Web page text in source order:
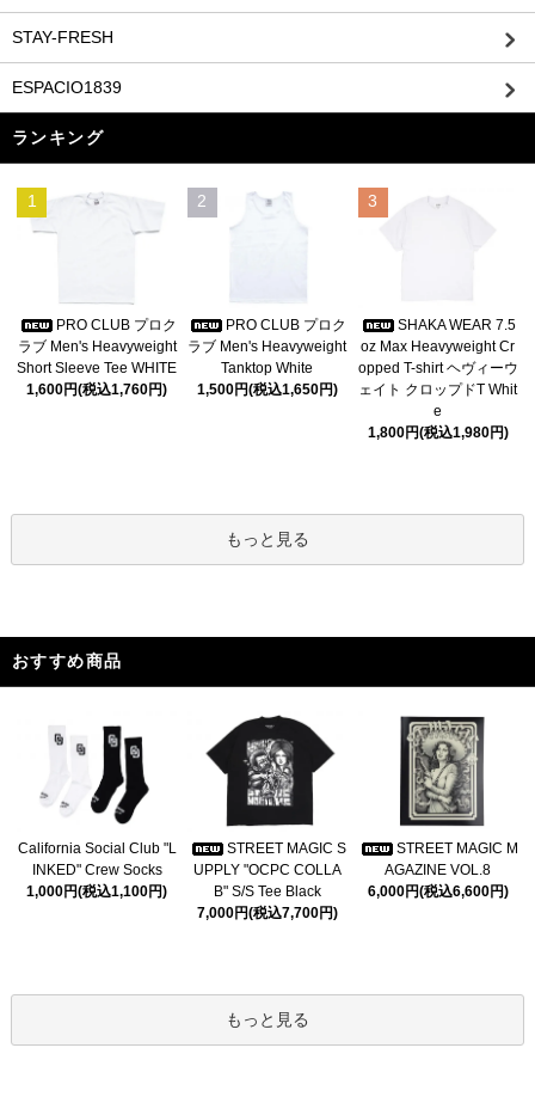
STAY-FRESH
ESPACIO1839
ランキング
1
PRO CLUB プロク
ラブ Men's Heavyweight
Short Sleeve Tee WHITE
1,600円(税込1,760円)
2
PRO CLUB プロク
ラブ Men's Heavyweight
Tanktop White
1,500円(税込1,650円)
3
SHAKA WEAR 7.5
oz Max Heavyweight Cr
opped T-shirt ヘヴィーウ
ェイト クロップドT Whit
e
1,800円(税込1,980円)
もっと見る
おすすめ商品
California Social Club "L
INKED" Crew Socks
1,000円(税込1,100円)
STREET MAGIC S
UPPLY "OCPC COLLA
B" S/S Tee Black
7,000円(税込7,700円)
STREET MAGIC M
AGAZINE VOL.8
6,000円(税込6,600円)
もっと見る